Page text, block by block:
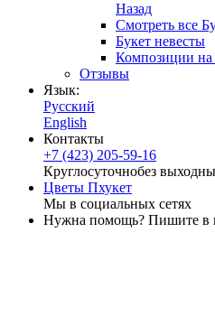
Назад
Смотреть все
Букет невесты
Композиции на
Отзывы
Язык:
Русский
English
Контакты
+7 (423) 205-59-16
Круглосуточнобез
Цветы Пхукет
Мы в социальных сетях
Нужна помощь? Пишите в